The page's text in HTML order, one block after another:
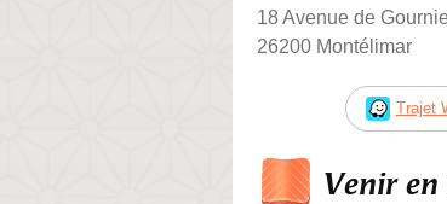
18 Avenue de
26200 Montélimar
Trajet
Venir